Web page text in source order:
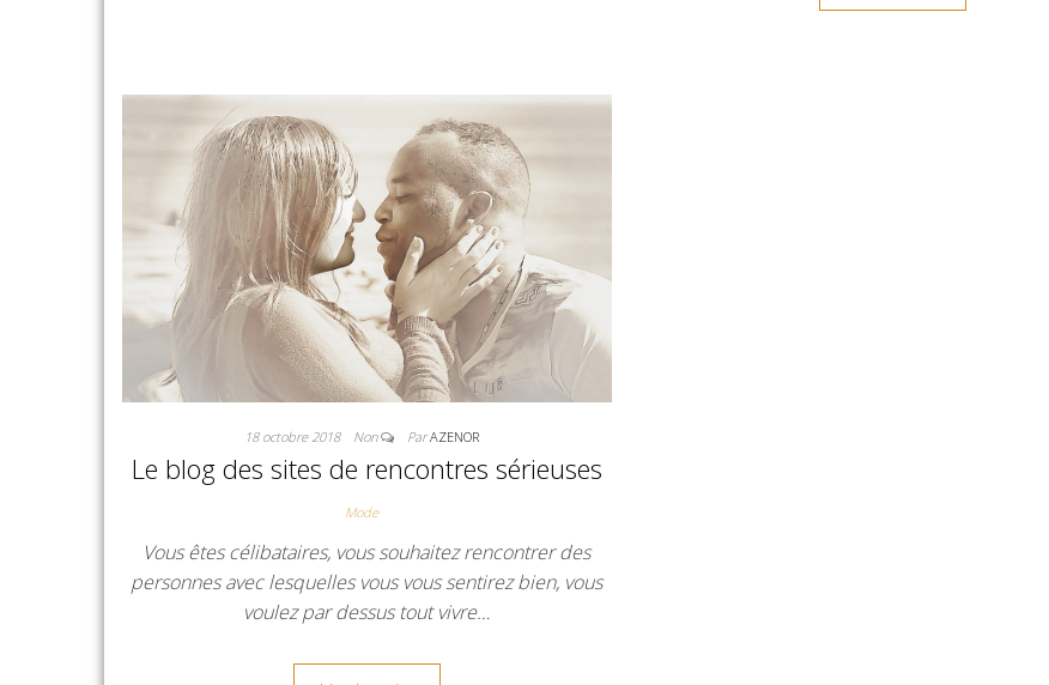
18 octobre 2018 Non ParAZENOR
Le blog des sites de rencontres sérieuses
Mode
Vous êtes célibataires, vous souhaitez rencontrer des
personnes avec lesquelles vous vous sentirez bien, vous
voulez par dessus tout vivre…